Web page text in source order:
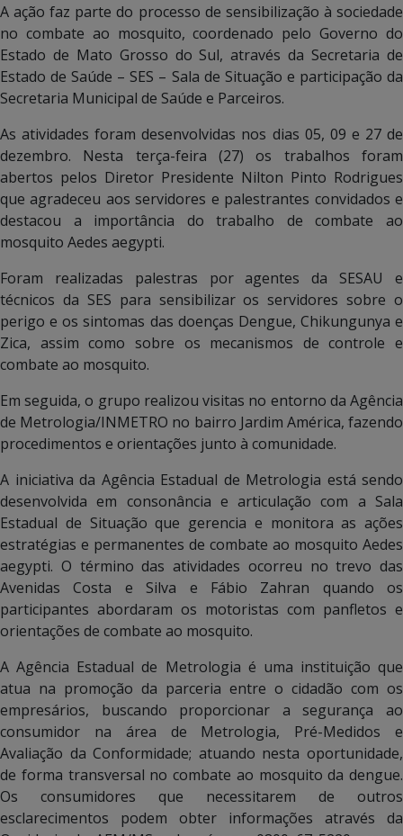
A ação faz parte do processo de sensibilização à sociedade
no combate ao mosquito, coordenado pelo Governo do
Estado de Mato Grosso do Sul, através da Secretaria de
Estado de Saúde – SES – Sala de Situação e participação da
Secretaria Municipal de Saúde e Parceiros.
As atividades foram desenvolvidas nos dias 05, 09 e 27 de
dezembro. Nesta terça-feira (27) os trabalhos foram
abertos pelos Diretor Presidente Nilton Pinto Rodrigues
que agradeceu aos servidores e palestrantes convidados e
destacou a importância do trabalho de combate ao
mosquito Aedes aegypti.
Foram realizadas palestras por agentes da SESAU e
técnicos da SES para sensibilizar os servidores sobre o
perigo e os sintomas das doenças Dengue, Chikungunya e
Zica, assim como sobre os mecanismos de controle e
combate ao mosquito.
Em seguida, o grupo realizou visitas no entorno da Agência
de Metrologia/INMETRO no bairro Jardim América, fazendo
procedimentos e orientações junto à comunidade.
A iniciativa da Agência Estadual de Metrologia está sendo
desenvolvida em consonância e articulação com a Sala
Estadual de Situação que gerencia e monitora as ações
estratégias e permanentes de combate ao mosquito Aedes
aegypti. O término das atividades ocorreu no trevo das
Avenidas Costa e Silva e Fábio Zahran quando os
participantes abordaram os motoristas com panfletos e
orientações de combate ao mosquito.
A Agência Estadual de Metrologia é uma instituição que
atua na promoção da parceria entre o cidadão com os
empresários, buscando proporcionar a segurança ao
consumidor na área de Metrologia, Pré-Medidos e
Avaliação da Conformidade; atuando nesta oportunidade,
de forma transversal no combate ao mosquito da dengue.
Os consumidores que necessitarem de outros
esclarecimentos podem obter informações através da